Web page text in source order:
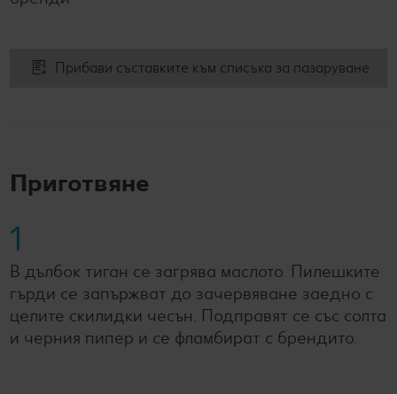
Прибави съставките към списъка за пазаруване
Приготвяне
1
В дълбок тиган се загрява маслото. Пилешките
гърди се запържват до зачервяване заедно с
целите скилидки чесън. Подправят се със солта
и черния пипер и се фламбират с брендито.